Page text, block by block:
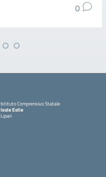
0
Istituto Comprensivo Statale
Isole Eolie
Lipari